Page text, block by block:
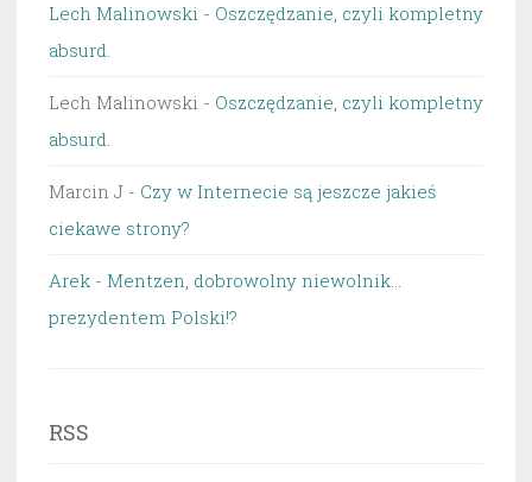
Lech Malinowski - Oszczędzanie, czyli kompletny
absurd.
Lech Malinowski - Oszczędzanie, czyli kompletny
absurd.
Marcin J - Czy w Internecie są jeszcze jakieś
ciekawe strony?
Arek - Mentzen, dobrowolny niewolnik…
prezydentem Polski!?
RSS